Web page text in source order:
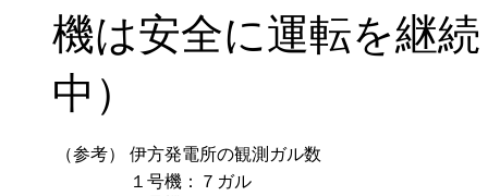
機は安全に運転を継
中）
（参考）
伊方発電所の観測ガル数
１号機：７ガル